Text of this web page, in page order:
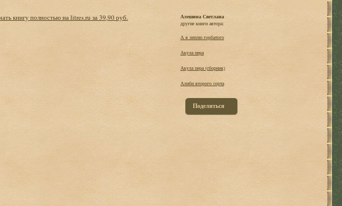
книгу полностью на litres.ru за 39,90 руб.
Алешина Светлана
другие книги автора:
А я леплю горбатого
Акула пера
Акула пера (сборник)
Алиби второго сорта
Поделиться